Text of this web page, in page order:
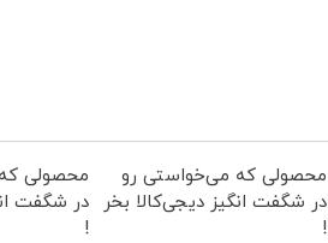
محصولی که می‌خواستی رو
در شگفت انگیز دیجی‌کالا بخر
!
محصولی
در شگفت
!